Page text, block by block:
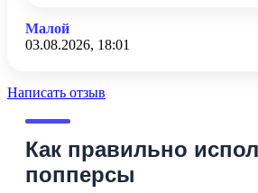
Малой
03.08.2026, 18:01
Написать отзыв
Как правильно
попперсы